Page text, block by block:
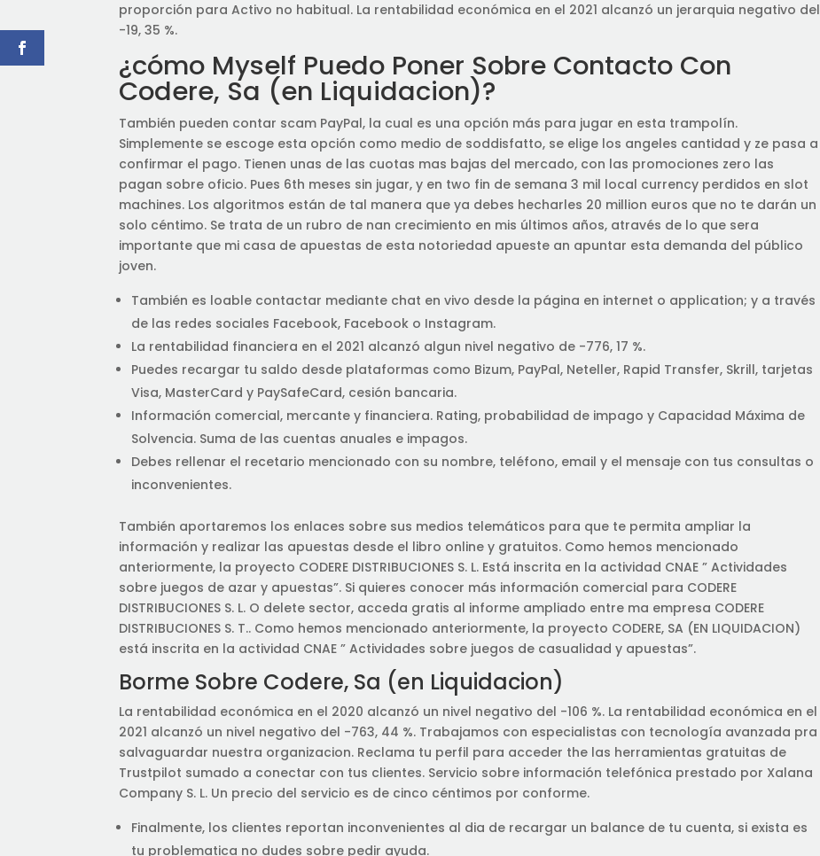
proporción para Activo no habitual. La rentabilidad económica en el 2021 alcanzó un jerarquia negativo del
-19, 35 %.
¿cómo Myself Puedo Poner Sobre Contacto Con
Codere, Sa (en Liquidacion)?
También pueden contar scam PayPal, la cual es una opción más para jugar en esta trampolín.
Simplemente se escoge esta opción como medio de soddisfatto, se elige los angeles cantidad y ze pasa a
confirmar el pago. Tienen unas de las cuotas mas bajas del mercado, con las promociones zero las
pagan sobre oficio. Pues 6th meses sin jugar, y en two fin de semana 3 mil local currency perdidos en slot
machines. Los algoritmos están de tal manera que ya debes hecharles 20 million euros que no te darán un
solo céntimo. Se trata de un rubro de nan crecimiento en mis últimos años, através de lo que sera
importante que mi casa de apuestas de esta notoriedad apueste an apuntar esta demanda del público
joven.
También es loable contactar mediante chat en vivo desde la página en internet o application; y a través
de las redes sociales Facebook, Facebook o Instagram.
La rentabilidad financiera en el 2021 alcanzó algun nivel negativo de -776, 17 %.
Puedes recargar tu saldo desde plataformas como Bizum, PayPal, Neteller, Rapid Transfer, Skrill, tarjetas
Visa, MasterCard y PaySafeCard, cesión bancaria.
Información comercial, mercante y financiera. Rating, probabilidad de impago y Capacidad Máxima de
Solvencia. Suma de las cuentas anuales e impagos.
Debes rellenar el recetario mencionado con su nombre, teléfono, email y el mensaje con tus consultas o
inconvenientes.
También aportaremos los enlaces sobre sus medios telemáticos para que te permita ampliar la
información y realizar las apuestas desde el libro online y gratuitos. Como hemos mencionado
anteriormente, la proyecto CODERE DISTRIBUCIONES S. L. Está inscrita en la actividad CNAE ” Actividades
sobre juegos de azar y apuestas”. Si quieres conocer más información comercial para CODERE
DISTRIBUCIONES S. L. O delete sector, acceda gratis al informe ampliado entre ma empresa CODERE
DISTRIBUCIONES S. T.. Como hemos mencionado anteriormente, la proyecto CODERE, SA (EN LIQUIDACION)
está inscrita en la actividad CNAE ” Actividades sobre juegos de casualidad y apuestas”.
Borme Sobre Codere, Sa (en Liquidacion)
La rentabilidad económica en el 2020 alcanzó un nivel negativo del -106 %. La rentabilidad económica en el
2021 alcanzó un nivel negativo del -763, 44 %. Trabajamos con especialistas con tecnología avanzada pra
salvaguardar nuestra organizacion. Reclama tu perfil para acceder the las herramientas gratuitas de
Trustpilot sumado a conectar con tus clientes. Servicio sobre información telefónica prestado por Xalana
Company S. L. Un precio del servicio es de cinco céntimos por conforme.
Finalmente, los clientes reportan inconvenientes al dia de recargar un balance de tu cuenta, si exista es
tu problematica no dudes sobre pedir ayuda.